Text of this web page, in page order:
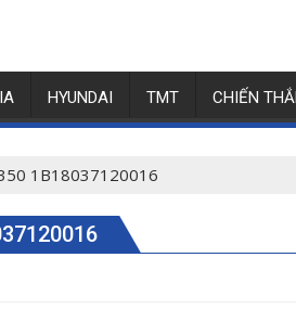
HYUNDAI TMT CHIẾN
1B18037120016